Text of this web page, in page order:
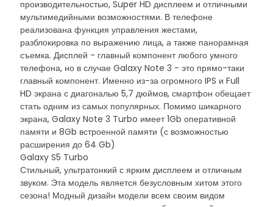
производительностью, Super HD дисплеем и отличными
мультимедийными возможностями. В телефоне
реализована функция управления жестами,
разблокировка по выражению лица, а также панорамная
съемка. Дисплей - главный компонент любого умного
телефона, но в случае Galaxy Note 3 - это прямо-таки
главный компонент. Именно из-за огромного IPS и Full
HD экрана с диагональю 5,7 дюймов, смартфон обещает
стать одним из самых популярных. Помимо шикарного
экрана, Galaxy Note 3 Turbo имеет 1Gb оперативной
памяти и 8Gb встроенной памяти (с возможностью
расширения до 64 Gb)
Galaxy S5 Turbo
Стильный, ультратонкий с ярким дисплеем и отличным
звуком. Эта модель является безусловным хитом этого
сезона! Модный дизайн модели всем своим видом